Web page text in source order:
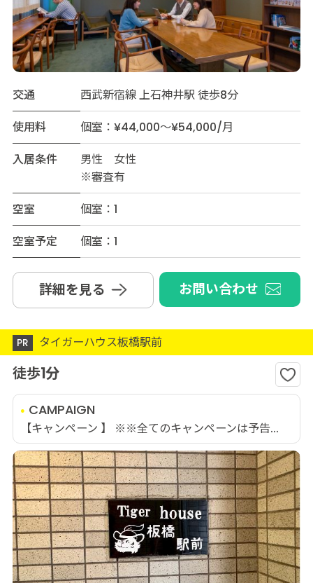
交通
西武新宿線 上石神井駅 徒歩8分
使用料
個室：¥44,000～¥54,000/月
入居条件
男性 女性
※審査有
空室
個室：1
空室予定
個室：1
詳細を見る お問い合わせ
PR タイガーハウス板橋駅前
徒歩1分
CAMPAIGN
【キャンペーン 】 ※※全てのキャンペーンは予告...